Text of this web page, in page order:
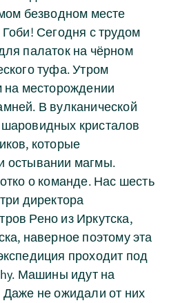
безводном месте
Сегодня с трудом
палаток на чёрном
туфа. Утром
на месторождении
В вулканической
кристалов
которые
остывании магмы.
о команде. Нас шесть
директора
Рено из Иркутска,
наверное поэтому эта
проходит под
Машины идут на
не ожидали от них